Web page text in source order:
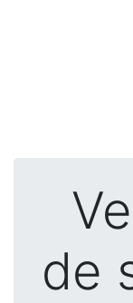
de